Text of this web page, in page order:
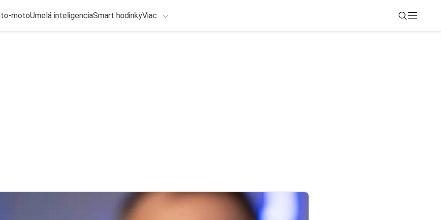
motoUmelá inteligenciaSmart hodinkyViac